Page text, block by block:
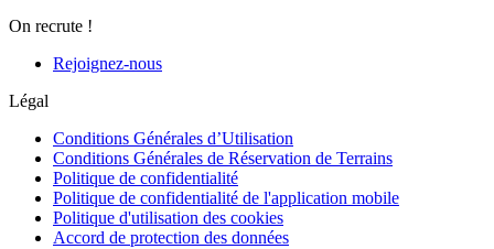
On recrute !
Rejoignez-nous
Légal
Conditions Générales d’Utilisation
Conditions Générales de Réservation de Terrains
Politique de confidentialité
Politique de confidentialité de l'application mobile
Politique d'utilisation des cookies
Accord de protection des données